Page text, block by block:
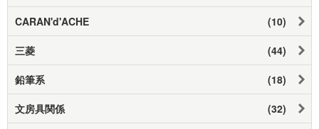
CARAN'd'ACHE (10)
三菱 (44)
鉛筆系 (18)
文房具関係 (32)